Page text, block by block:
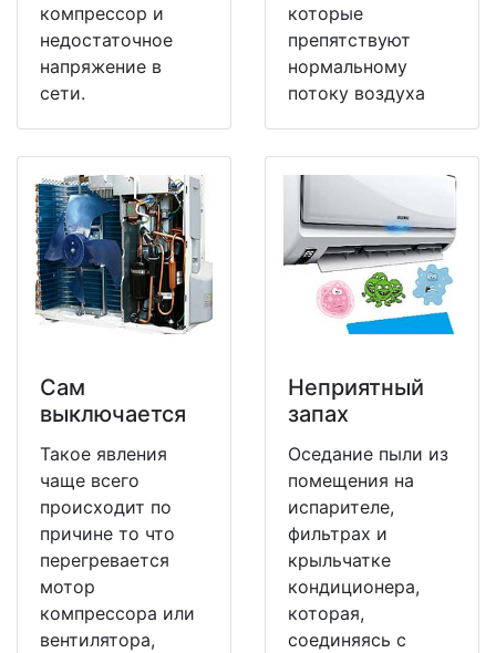
компрессор и
недостаточное
напряжение в
сети.
которые
препятствуют
нормальному
потоку воздуха
Сам
выключается
Такое явления
чаще всего
происходит по
причине то что
перегревается
мотор
компрессора или
вентилятора,
Неприятный
запах
Оседание пыли из
помещения на
испарителе,
фильтрах и
крыльчатке
кондиционера,
которая,
соединяясь с